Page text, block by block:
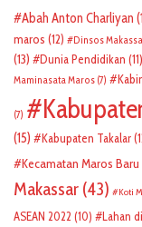
Abah Anton Charliyan
maros (12) Dinsos
(13)
Dunia Pendidikan (11)
Maminasata Maros (7)
(7)
(15)
Kabupaten Takalar
Kecamatan Maros Baru
Makassar (43) Koti
ASEAN 2022 (10) Lahan